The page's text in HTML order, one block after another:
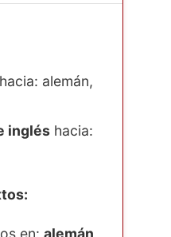
hacia: alemán,
inglés hacia:
en:alemán,